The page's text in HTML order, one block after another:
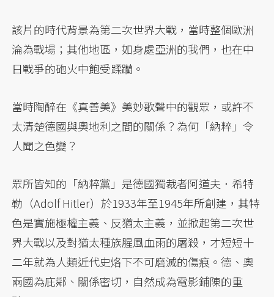
該片的時代背景為第二次世界大戰，當時整個歐洲
淪為戰場；其他地區，如身處亞洲的我們，也在中
日戰爭的砲火中飽受蹂躪。
當時陶醉在《真善美》美妙歌聲中的觀眾，或許不
太清楚德國與奧地利之間的關係？為何「納粹」令
人聞之色變？
眾所皆知的「納粹黨」是德國獨裁者阿道夫．希特
勒（Adolf Hitler）於1933年至1945年所創建，其特
色是實施極權主義、反猶太主義，並掀起第二次世
界大戰以及對猶太種族腥風血雨的屠殺，才短短十
二年就為人類近代史烙下不可磨滅的傷痕。德、奧
兩國為庇鄰、關係密切，自然成為電影鋪陳的重